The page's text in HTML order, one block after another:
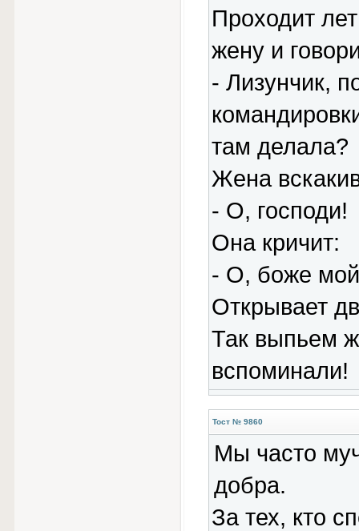
Проходит
жену и
- Лизунчик,
там делала?
Жена
- О, господи!
Она кричит:
- О, боже
Открывает
Так выпьем
вспоминали!
Тост № 9860
Мы часто
добра.
За тех, кто